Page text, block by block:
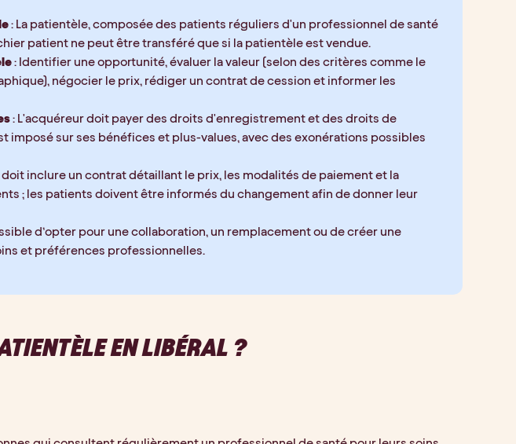
: La patientèle, composée des patients réguliers d'un professionnel de santé
patient ne peut être transféré que si la patientèle est vendue.
: Identifier une opportunité, évaluer la valeur (selon des critères comme le
négocier le prix, rédiger un contrat de cession et informer les
: L'acquéreur doit payer des droits d'enregistrement et des droits de
imposé sur ses bénéfices et plus-values, avec des exonérations possibles
doit inclure un contrat détaillant le prix, les modalités de paiement et la
; les patients doivent être informés du changement afin de donner leur
d’opter pour une collaboration, un remplacement ou de créer une
et préférences professionnelles.
EN LIBÉRAL ?